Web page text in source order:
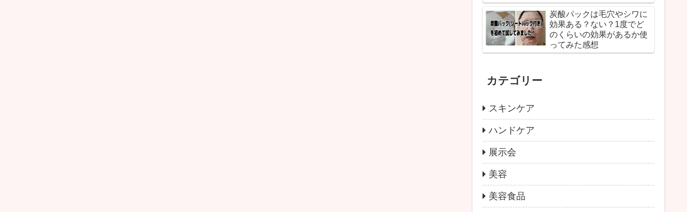
炭酸パックは毛穴やシワに
効果ある？ない？1度でど
のくらいの効果があるか使
ってみた感想
カテゴリー
スキンケア
ハンドケア
展示会
美容
美容食品